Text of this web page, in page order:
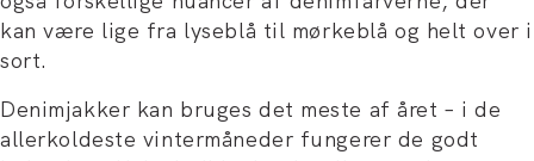
kan være lige fra lyseblå til mørkeblå og helt over i
sort.
Denimjakker kan bruges det meste af året – i de
allerkoldeste vintermåneder fungerer de godt